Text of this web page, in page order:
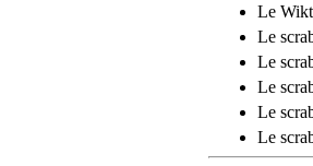
Le
Le
Le
Le
Le
Le